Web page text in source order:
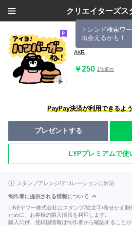
クリエイターズス
トレンド検索ワ
出会えるかも！
くまのまーくん
AKR
￥250 1%還元
PayPay決済が利用できるよ
プレゼントする
LYPプレミアムで使
スタンプアレンジ/デコレーションに対応
制作者に提供される情報について
LINEヤフー株式会社はスタンプ/絵文字/着せかえ
ために、お客様の購入情報を利用します。
購入日付、登録国情報は制作者から確認すること